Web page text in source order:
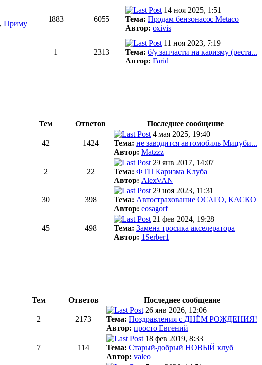
, Приму
1883 6055
14 ноя 2025, 1:51
Тема: Продам бензонасос Metaco
Автор: oxivis
1 2313
11 ноя 2023, 7:19
Тема: б/у запчасти на каризму (реста...
Автор: Farid
Тем Ответов
Последнее сообщение
42 1424
4 мая 2025, 19:40
Тема: не заводится автомобиль Мицуби...
Автор: Matzzz
2 22
29 янв 2017, 14:07
Тема: ФТП Каризма Клуба
Автор: AlexVAN
30 398
29 ноя 2023, 11:31
Тема: Автострахование ОСАГО, КАСКО
Автор: eosagorf
45 498
21 фев 2024, 19:28
Тема: Замена тросика акселератора
Автор: 1Serber1
Тем Ответов
Последнее сообщение
2 2173
26 янв 2026, 12:06
Тема: Поздравления с ДНЁМ РОЖДЕНИЯ!
Автор: просто Евгений
7 114
18 фев 2019, 8:33
Тема: Старый-добрый НОВЫЙ клуб
Автор: valeo